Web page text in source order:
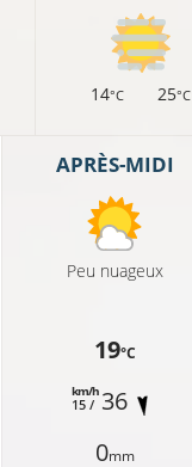
14°C 25°C
APRÈS-MIDI
Peu nuageux
19°C
15 /
km/h 36
0mm